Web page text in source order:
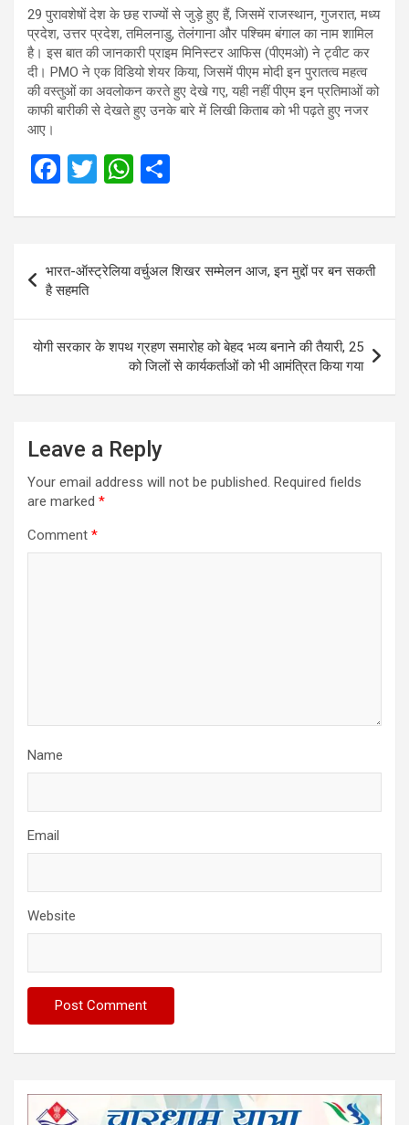
29 पुरावशेषों देश के छह राज्यों से जुड़े हुए हैं, जिसमें राजस्थान, गुजरात, मध्य
प्रदेश, उत्तर प्रदेश, तमिलनाडु, तेलंगाना और पश्चिम बंगाल का नाम शामिल
है। इस बात की जानकारी प्राइम मिनिस्टर आफिस (पीएमओ) ने ट्वीट कर
दी। PMO ने एक विडियो शेयर किया, जिसमें पीएम मोदी इन पुरातत्व महत्व
की वस्तुओं का अवलोकन करते हुए देखे गए, यही नहीं पीएम इन प्रतिमाओं को
काफी बारीकी से देखते हुए उनके बारे में लिखी किताब को भी पढ़ते हुए नजर
आए।
F
ce
o
o
k
T
tt
er
W
at
s
A
p
p
ar
e
navigation
भारत-ऑस्ट्रेलिया वर्चुअल शिखर सम्मेलन आज, इन मुद्दों पर बन सकती
है सहमति
योगी सरकार के शपथ ग्रहण समारोह को बेहद भव्य बनाने की तैयारी, 25
को जिलों से कार्यकर्ताओं को भी आमंत्रित किया गया
Leave a Reply
Your email address will not be published. Required fields
are marked *
Comment *
Name
Email
Website